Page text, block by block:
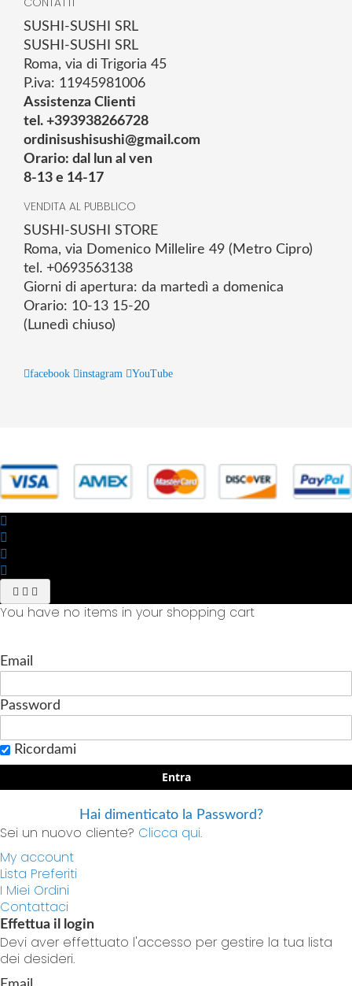
SUSHI-SUSHI SRL
SUSHI-SUSHI SRL
Roma, via di Trigoria 45
P.iva: 11945981006
Assistenza Clienti
tel. +393938266728
ordinisushisushi@gmail.com
Orario: dal lun al ven
8-13 e 14-17
VENDITA AL PUBBLICO
SUSHI-SUSHI STORE
Roma, via Domenico Millelire 49 (Metro Cipro)
tel. +0693563138
Giorni di apertura: da martedì a domenica
Orario: 10-13 15-20
(Lunedì chiuso)
facebook instagram YouTube
You have no items in your shopping cart
Email
Password
Ricordami
Entra
Hai dimenticato la Password?
Sei un nuovo cliente? Clicca qui.
My account
Lista Preferiti
I Miei Ordini
Contattaci
Effettua il login
Devi aver effettuato l'accesso per gestire la tua lista
dei desideri.